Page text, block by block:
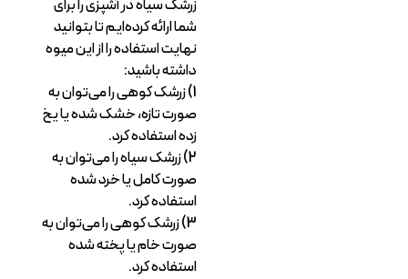
زرشک سیاه در آشپزی را برای
شما ارائه کرده‌ایم تا بتوانید
نهایت استفاده را از این میوه
داشته باشید:
1) زرشک کوهی را می‌توان به
صورت تازه، خشک شده یا یخ
زده استفاده کرد.
2) زرشک سیاه را می‌توان به
صورت کامل یا خرد شده
استفاده کرد.
3) زرشک کوهی را می‌توان به
صورت خام یا پخته شده
استفاده کرد.